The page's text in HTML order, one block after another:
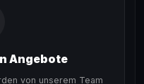
Angebote
von unserem Team